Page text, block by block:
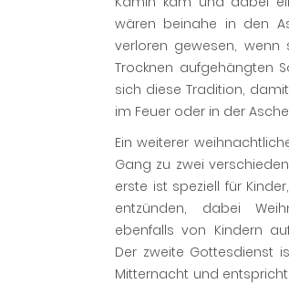
wären beinahe in den
verloren gewesen,
Trocknen aufgehängten
sich diese Tradition,
im Feuer oder in der
Ein weiterer
Gang zu zwei
erste ist speziell für
entzünden, dabei
ebenfalls von Kindern
Der zweite Gottesdienst
Mitternacht und